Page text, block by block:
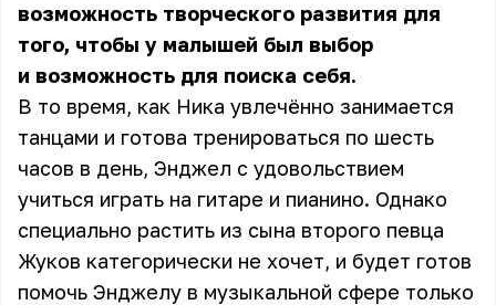
возможность творческого развития для
того, чтобы у малышей был выбор
и возможность для поиска себя.
В то время, как Ника увлечённо занимается
танцами и готова тренироваться по шесть
часов в день, Энджел с удовольствием
учиться играть на гитаре и пианино. Однако
специально растить из сына второго певца
Жуков категорически не хочет, и будет готов
помочь Энджелу в музыкальной сфере только